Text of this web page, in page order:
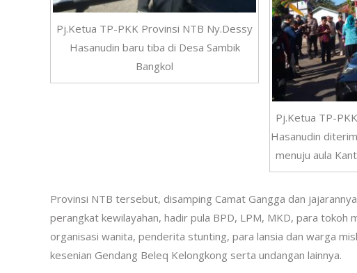
Pj.Ketua TP-PKK Provinsi NTB Ny.Dessy
Hasanudin baru tiba di Desa Sambik
Bangkol
Pj.Ketua TP-
Hasanudin
menuju aula
Provinsi NTB tersebut, disamping Camat Gangga dan
perangkat kewilayahan, hadir pula BPD, LPM, MKD, para
organisasi wanita, penderita stunting, para lansia dan warga
kesenian Gendang Beleq Kelongkong serta undangan lainnya.